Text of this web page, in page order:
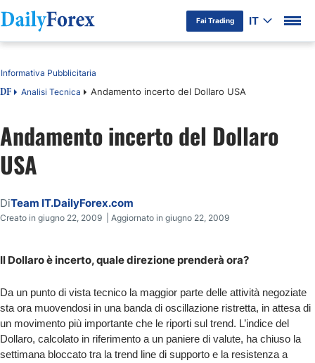
Fai Trading IT
Indice
DF Analisi Tecnica Andamento incerto del Dollaro USA
Informativa Pubblicitaria
Andamento incerto del Dollaro
USA
DiTeam IT.DailyForex.com
Creato in giugno 22, 2009 | Aggiornato in giugno 22, 2009
Il Dollaro è incerto, quale direzione prenderà ora?
Da un punto di vista tecnico la maggior parte delle attività negoziate
sta ora muovendosi in una banda di oscillazione ristretta, in attesa di
un movimento più importante che le riporti sul trend. L’indice del
Dollaro, calcolato in riferimento a un paniere di valute, ha chiuso la
settimana bloccato tra la trend line di supporto e la resistenza a